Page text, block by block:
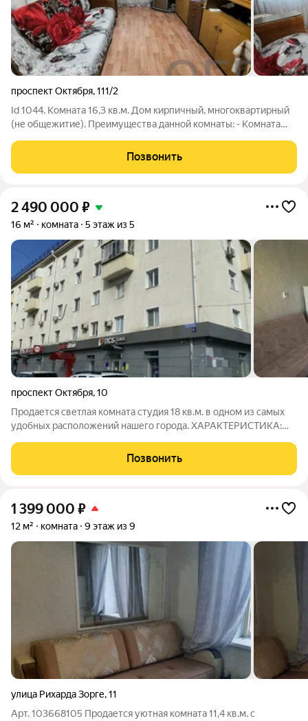
проспект Октября,111/2
Id 1044. Комната 16,3 кв.м. Дом кирпичный, многоквартирный
(не общежитие). Преимущества данной комнаты: - Комната
линолеум, на стенах светлые обои, потолок - натяжной, окно -
пластиковое; - Остается
Позвонить
2 490 000 ₽
16 м² комната 5 этаж из 5
проспект Октября,10
Продается светлая комната студия 18 кв.м. в одном из самых
удобных расположений нашего города. ХАРАКТЕРИСТИКА:
без соседей, общежитие коридорного типа КАКИЕ
ПРЕИМУЩЕСТВА Дом расположен в
Позвонить
1 399 000 ₽
12 м² комната 9 этаж из 9
улица Рихарда Зорге,11
Арт. 103668105 Продается уютная комната 11,4 кв.м. с